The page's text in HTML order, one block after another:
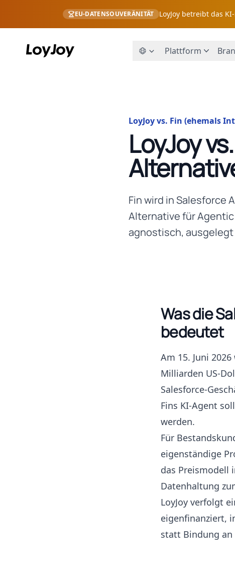
EU-DATENSOUVERÄNITÄT LoyJoy betreibt das
Plattform
LoyJoy vs. Fin (ehemals
LoyJoy
Fin wird in Salesforce
Alternative für
agnostisch,
Was die
bedeutet
Am 15. Juni
Milliarden US-
Salesforce-
Fins KI-Agent
werden.
Für
eigenständige
das Preismodell
Datenhaltung
LoyJoy verfolgt
eigenfinanziert,
statt Bindung an